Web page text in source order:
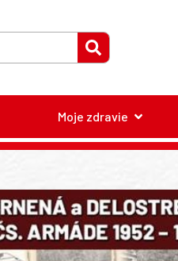
Moje zdravie